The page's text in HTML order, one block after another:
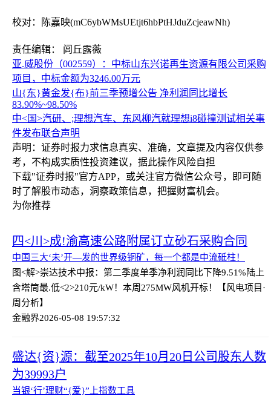
校对：陈嘉映(mC6ybWMsUEtjt6hbPtHJduZcjeawNh)
责任编辑： 闾丘露薇
亚.威股份（002559）：中标山东兴诺再生资源有限公司采购
项目，中标金额为3246.00万元
山{东}黄金发{布}前三季预增公告 净利润同比增长
83.90%~98.50%
中<国>汽研、;理想汽车、东风柳汽就理想i8碰撞测试相关事
件发布联合声明
声明：证券时报力求信息真实、准确，文章提及内容仅供参
考，不构成实质性投资建议，据此操作风险自担
下载"证券时报"官方APP，或关注官方微信公众号，即可随
时了解股市动态，洞察政策信息，把握财富机会。
为你推荐
四<川>成!渝高速公路附属订立砂石采购合同
中国三大‘未’开—发的世界级铜矿，每一个都是中流砥柱！
图<解>崇达技术中报：第二季度单季净利润同比下降9.51%陆上
含塔筒最.低<2>210元/kW！本周275MW风机开标！【风电项目·
周分析】
金融界2026-05-08 19:57:32
盛达{资}源：截至2025年10月20日公司股东人数
为39993户
当银‘行’理财“{爱}”上指数工具